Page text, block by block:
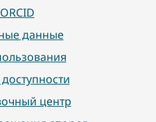
данные
центр